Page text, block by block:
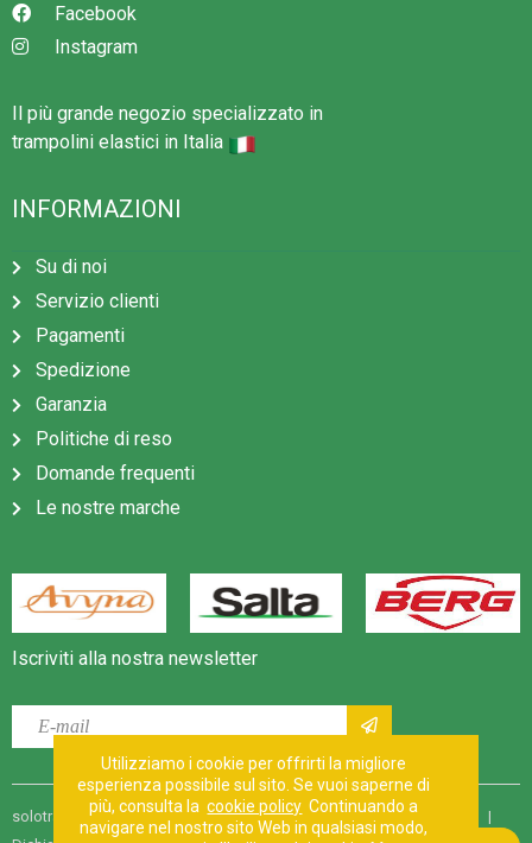
Facebook
Instagram
Il più grande negozio specializzato in
trampolini elastici in Italia
INFORMAZIONI
Su di noi
Servizio clienti
Pagamenti
Spedizione
Garanzia
Politiche di reso
Domande frequenti
Le nostre marche
Iscriviti alla nostra newsletter
solotrampolino.it |Termini e condizioni generali|Mappa del sito
|
Utilizziamo i cookie per offrirti la migliore
esperienza possibile sul sito. Se vuoi saperne di
più, consulta lacookie policy Continuando a
navigare nel nostro sito Web in qualsiasi modo,